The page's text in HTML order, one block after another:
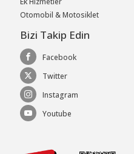
Otomobil & Motosiklet
Bizi Takip Edin
Facebook
Twitter
Instagram
Youtube